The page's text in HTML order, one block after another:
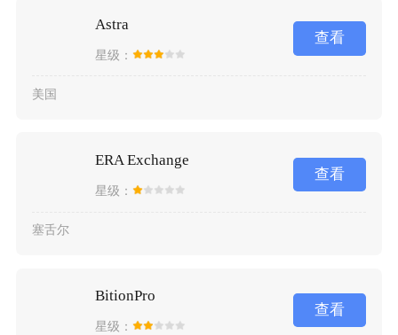
Astra
星级：
查看
美国
ERA Exchange
星级：
查看
塞舌尔
BitionPro
星级：
查看